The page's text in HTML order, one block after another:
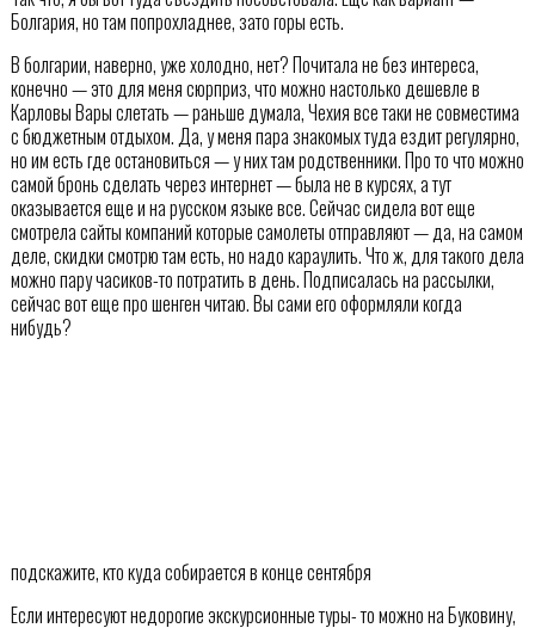
Болгария, но там попрохладнее, зато горы есть.
В болгарии, наверно, уже холодно, нет? Почитала не без интереса,
конечно — это для меня сюрприз, что можно настолько дешевле в
Карловы Вары слетать — раньше думала, Чехия все таки не совместима
с бюджетным отдыхом. Да, у меня пара знакомых туда ездит регулярно,
но им есть где остановиться — у них там родственники. Про то что можно
самой бронь сделать через интернет — была не в курсях, а тут
оказывается еще и на русском языке все. Сейчас сидела вот еще
смотрела сайты компаний которые самолеты отправляют — да, на самом
деле, скидки смотрю там есть, но надо караулить. Что ж, для такого дела
можно пару часиков-то потратить в день. Подписалась на рассылки,
сейчас вот еще про шенген читаю. Вы сами его оформляли когда
нибудь?
подскажите, кто куда собирается в конце сентября
Если интересуют недорогие экскурсионные туры- то можно на Буковину,